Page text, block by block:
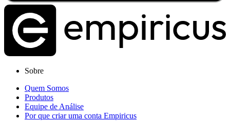
Sobre
Quem Somos
Produtos
Equipe de Análise
Por que criar uma conta Empiricus